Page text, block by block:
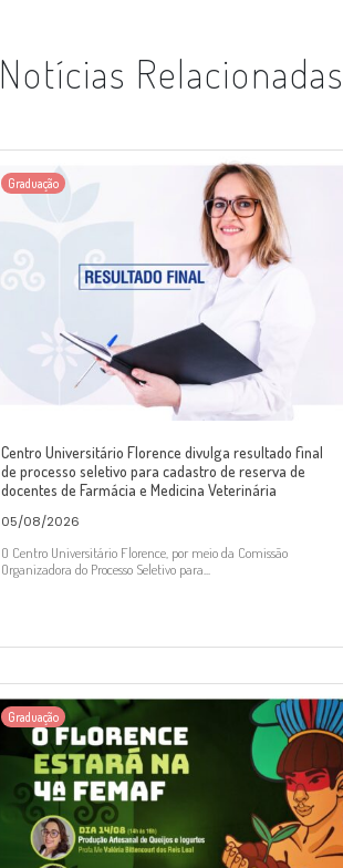
Notícias Relacionadas
Graduação
Centro Universitário Florence divulga resultado final
de processo seletivo para cadastro de reserva de
docentes de Farmácia e Medicina Veterinária
05/08/2026
O Centro Universitário Florence, por meio da Comissão
Organizadora do Processo Seletivo para...
Graduação